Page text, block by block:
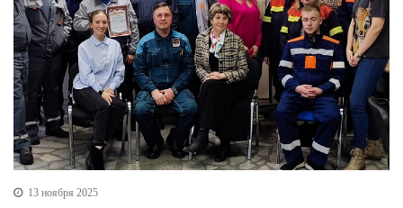
13 ноября 2025